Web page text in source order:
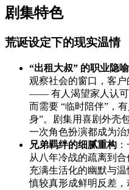
剧集特色
荒诞设定下的现实温情
“出租大叔” 的职业隐喻
观察社会的窗口，客
—— 有人渴望家人认可
而需要 “临时陪伴”，
身”。剧集用喜剧外壳
一次角色扮演都成为治
兄弟羁绊的细腻重构
从八年冷战的疏离到
充满生活化的幽默与
慎较真形成鲜明反差